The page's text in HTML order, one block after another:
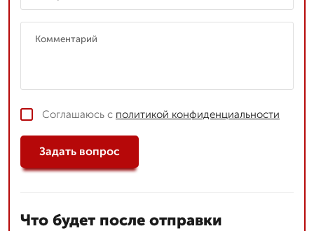
Соглашаюсь с политикой конфиденциальности
Задать вопрос
Что будет после отправки